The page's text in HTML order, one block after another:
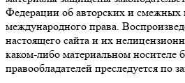
Федерации об авторских и смежных
международного права.
настоящего сайта и их
каком-либо материальном носителе
правообладателей преследуется по